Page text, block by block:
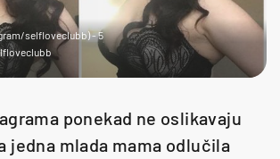
selfloveclubb) - 5
ponekad ne oslikavaju
jedna mlada mama odlučila